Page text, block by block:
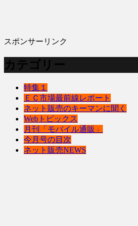
スポンサーリンク
カテゴリー
特集１
ＥＣ市場最前線レポート
ネット販売のキーマンに聞く
Webトピックス
月刊「モバイル通販」
今月号の目次
ネット販売NEWS